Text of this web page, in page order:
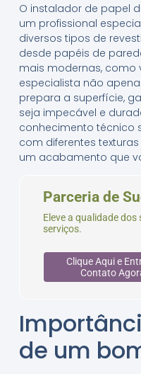
O instalador de papel
um profissional
diversos tipos de
desde papéis de
mais modernas, como
especialista não
prepara a superfície,
seja impecável e
conhecimento técnico
com diferentes
um acabamento que
Parceria de
Eleve a qualidade
serviços.
Clique Aqui e
Contato
de um